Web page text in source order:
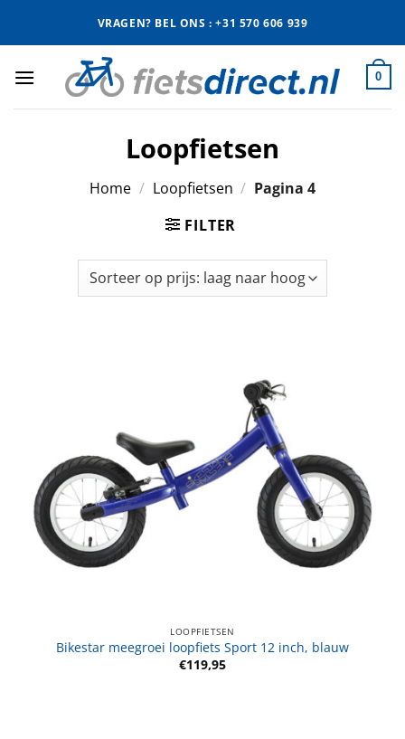
VRAGEN? BEL ONS : +31 570 606 939
0
Loopfietsen
Home / Loopfietsen / Pagina 4
FILTER
LOOPFIETSEN
Bikestar meegroei loopfiets Sport 12 inch, blauw
€119,95